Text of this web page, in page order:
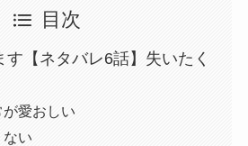
目次
す【ネタバレ6話】失いたく
が愛おしい
ない